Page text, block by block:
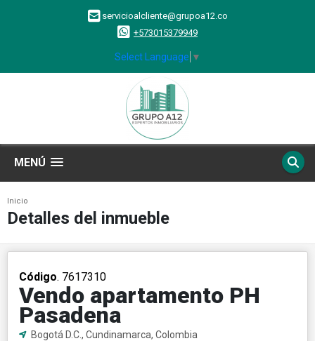
servicioalcliente@grupoa12.co
+573015379949
Select Language ▼
MENÚ
Inicio
Detalles del inmueble
Código. 7617310
Vendo apartamento PH
Pasadena
Bogotá D.C., Cundinamarca, Colombia